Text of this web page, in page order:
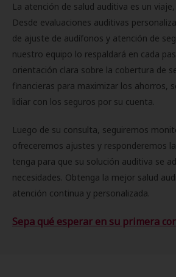
La atención de salud auditiva es un
Desde evaluaciones auditivas
de ajuste de audífonos y atención de
nuestro equipo lo respaldará en cada
orientación clara sobre la cobertura de
financieras para maximizar los ahorros,
lidiar con los seguros por su cuenta.
Luego de su consulta, seguiremos
ofreceremos ajustes y responderemos
tenga para que su solución auditiva se
necesidades. Obtenga la mejor salud
atención continua y personalizada.
Sepa qué esperar en su primera